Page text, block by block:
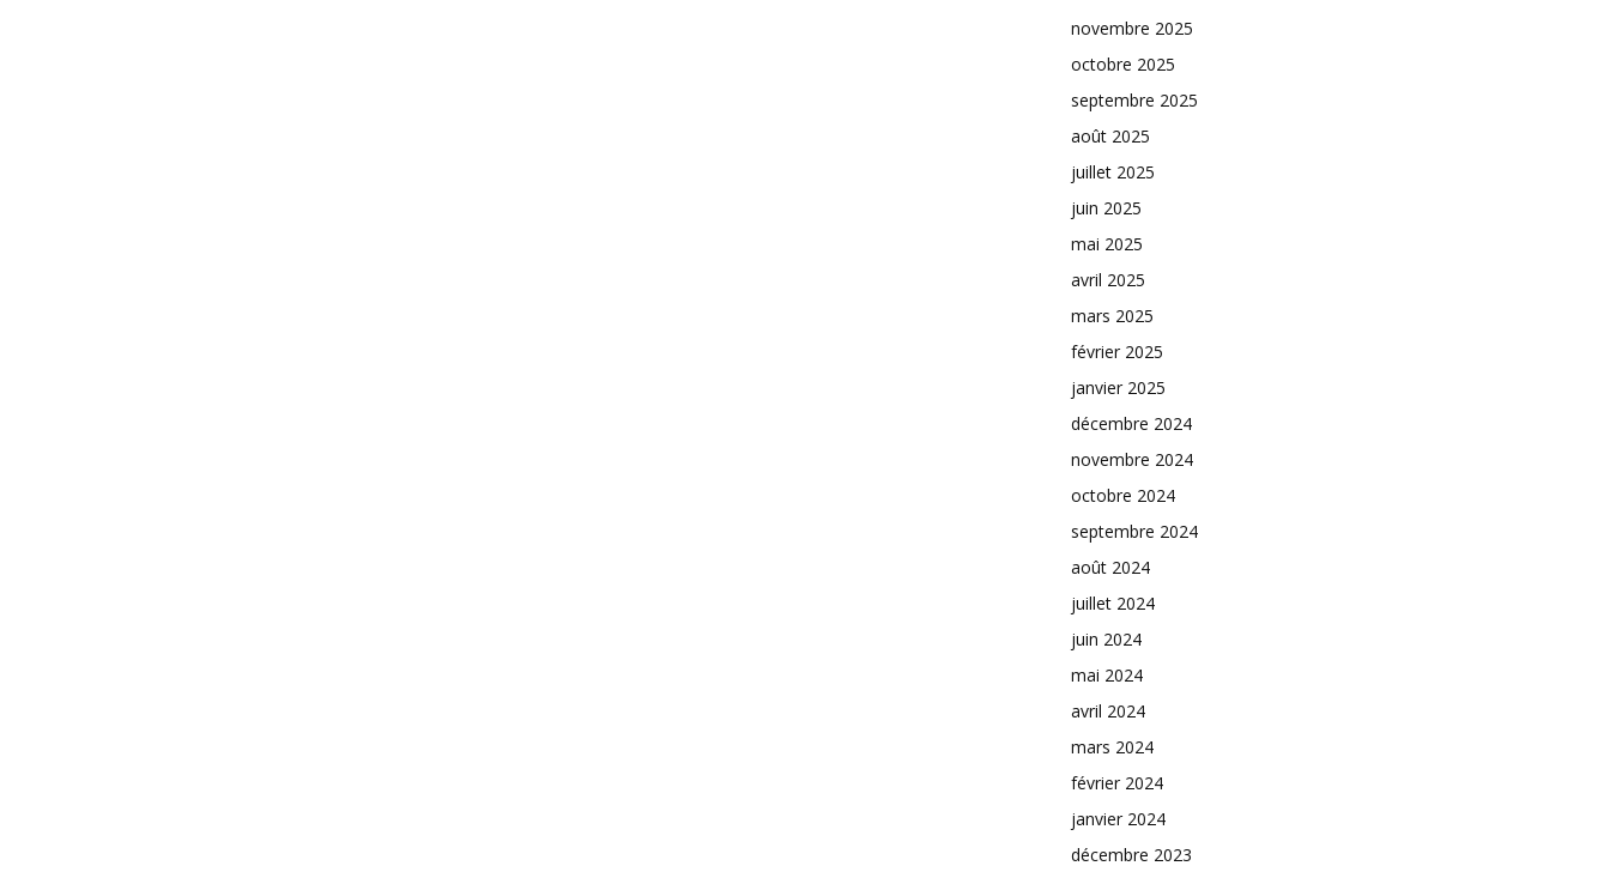
novembre 2025
octobre 2025
septembre 2025
août 2025
juillet 2025
juin 2025
mai 2025
avril 2025
mars 2025
février 2025
janvier 2025
décembre 2024
novembre 2024
octobre 2024
septembre 2024
août 2024
juillet 2024
juin 2024
mai 2024
avril 2024
mars 2024
février 2024
janvier 2024
décembre 2023